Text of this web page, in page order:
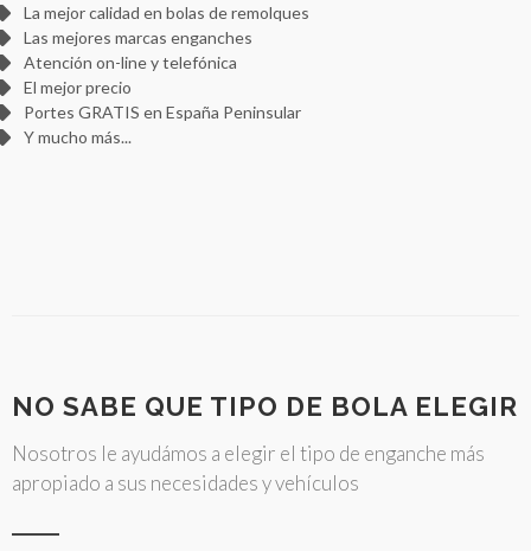
La mejor calidad en bolas de remolques
Las mejores marcas enganches
Atención on-line y telefónica
El mejor precio
Portes GRATIS en España Peninsular
Y mucho más...
NO SABE QUE TIPO DE BOLA ELEGIR
Nosotros le ayudámos a elegir el tipo de enganche más
apropiado a sus necesidades y vehículos